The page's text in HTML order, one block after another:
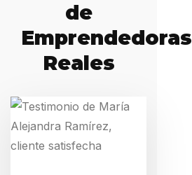
de
Emprendedoras
Reales